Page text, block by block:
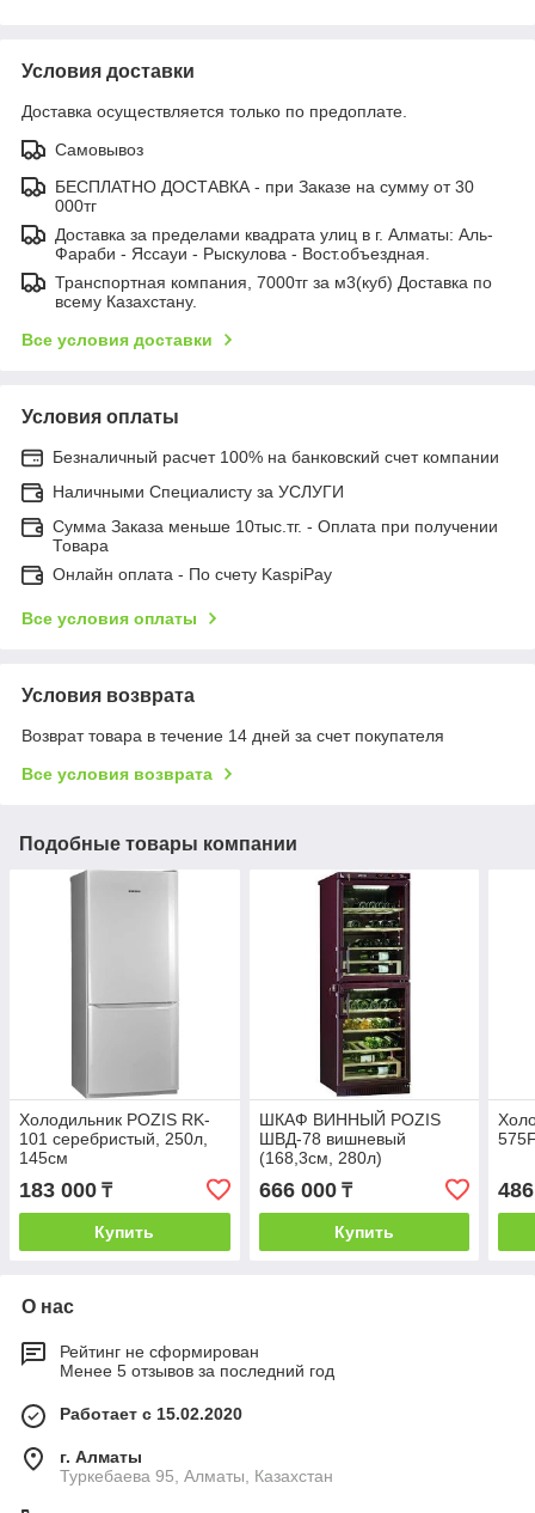
Условия доставки
Доставка осуществляется только по предоплате.
Самовывоз
БЕСПЛАТНО ДОСТАВКА - при Заказе на сумму от 30
000тг
Доставка за пределами квадрата улиц в г. Алматы: Аль-
Фараби - Яссауи - Рыскулова - Вост.объездная.
Транспортная компания, 7000тг за м3(куб) Доставка по
всему Казахстану.
Все условия доставки
Условия оплаты
Безналичный расчет 100% на банковский счет компании
Наличными Специалисту за УСЛУГИ
Сумма Заказа меньше 10тыс.тг. - Оплата при получении
Товара
Онлайн оплата - По счету KaspiPay
Все условия оплаты
Условия возврата
Возврат товара в течение 14 дней за счет покупателя
Все условия возврата
Подобные товары компании
Холодильник POZIS RK-
101 серебристый, 250л,
145см
183 000 ₸
Купить
ШКАФ ВИННЫЙ POZIS
ШВД-78 вишневый
(168,3см, 280л)
666 000₸
Купить
О нас
Рейтинг не сформирован
Менее 5 отзывов за последний год
Работает с 15.02.2020
г. Алматы
Туркебаева 95, Алматы, Казахстан